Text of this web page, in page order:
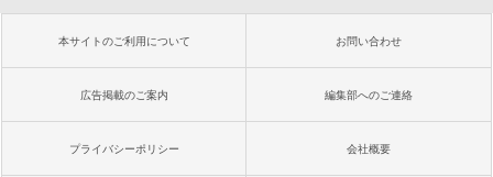
本サイトのご利用について お問い合わせ
広告掲載のご案内 編集部へのご連絡
プライバシーポリシー 会社概要